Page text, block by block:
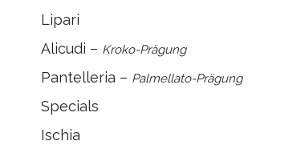
Lipari
Alicudi – Kroko-Prägung
Pantelleria – Palmellato-Prägung
Specials
Ischia